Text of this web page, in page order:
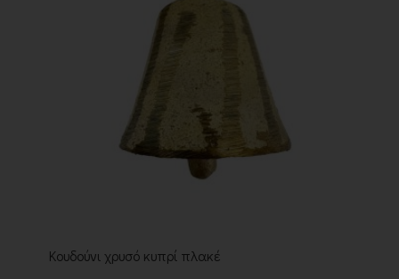
Κουδούνι χρυσό κυπρί πλακέ